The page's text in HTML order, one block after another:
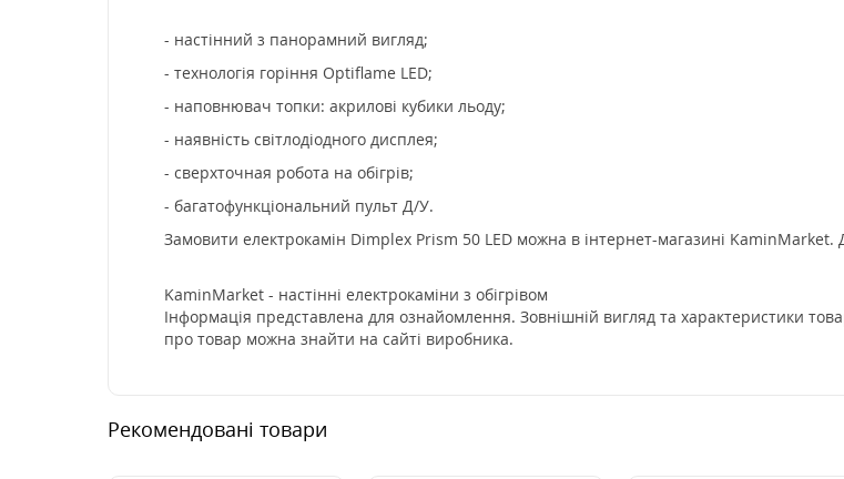
- настінний з панорамний вигляд;
- технологія горіння Optiflame LED;
- наповнювач топки: акрилові кубики льоду;
- наявність світлодіодного дисплея;
- сверхточная робота на обігрів;
- багатофункціональний пульт Д/У.
Замовити електрокамін Dimplex Prism 50 LED можна в інтернет-магазині KaminMarket.
KaminMarket - настінні електрокаміни з обігрівом
Інформація представлена для ознайомлення. Зовнішній вигляд та характеристики
про товар можна знайти на сайті виробника.
Рекомендовані товари